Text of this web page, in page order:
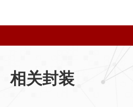
相关封装